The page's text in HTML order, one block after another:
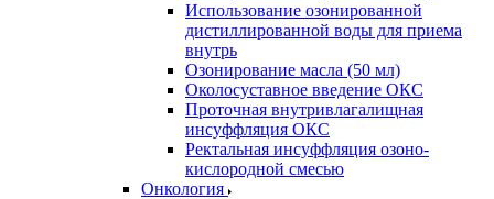
Использование озонированной
дистиллированной воды для приема
внутрь
Озонирование масла (50 мл)
Околосуставное введение ОКС
Проточная внутривлагалищная
инсуффляция ОКС
Ректальная инсуффляция озоно-
кислородной смесью
Онкология